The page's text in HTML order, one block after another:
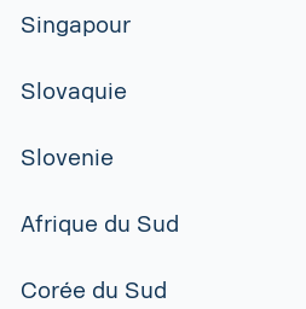
Singapour
Slovaquie
Slovenie
Afrique du Sud
Corée du Sud